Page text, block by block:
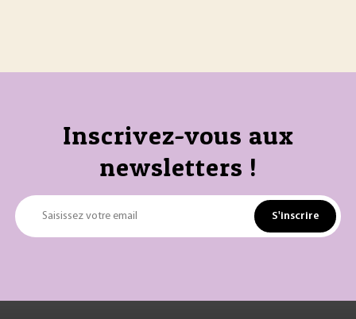
Inscrivez-vous aux
newsletters !
Saisissez votre email S'inscrire